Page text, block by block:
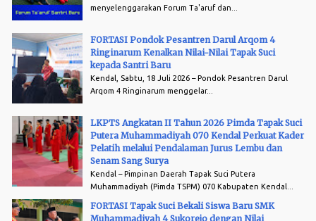
menyelenggarakan Forum Ta'aruf dan...
FORTASI Pondok Pesantren Darul Arqom 4
Ringinarum Kenalkan Nilai-Nilai Tapak Suci
kepada Santri Baru
Kendal, Sabtu, 18 Juli 2026 – Pondok Pesantren Darul
Arqom 4 Ringinarum menggelar...
LKPTS Angkatan II Tahun 2026 Pimda Tapak Suci
Putera Muhammadiyah 070 Kendal Perkuat Kader
Pelatih melalui Pendalaman Jurus Lembu dan
Senam Sang Surya
Kendal – Pimpinan Daerah Tapak Suci Putera
Muhammadiyah (Pimda TSPM) 070 Kabupaten Kendal...
FORTASI Tapak Suci Bekali Siswa Baru SMK
Muhammadiyah 4 Sukorejo dengan Nilai